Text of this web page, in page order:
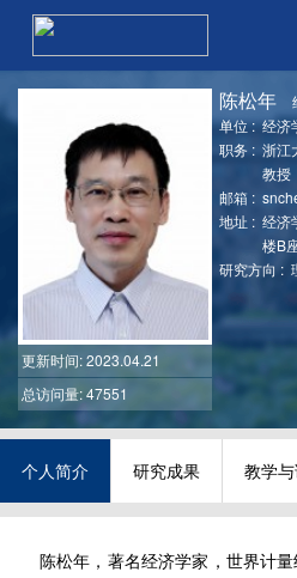
更新时间: 2023.04.21
总访问量: 47551
陈松年
单位 : 经济
职务 : 浙江
教授
邮箱 :
地址 : 经济
楼B
研究方向 :
个人简介 研究成果 教学
陈松年，著名经济学家， 世界计量